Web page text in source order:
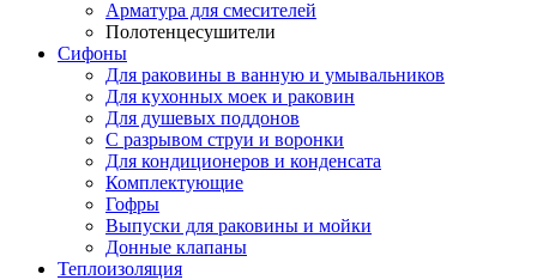
Арматура для смесителей
Полотенцесушители
Сифоны
Для раковины в ванную и умывальников
Для кухонных моек и раковин
Для душевых поддонов
С разрывом струи и воронки
Для кондиционеров и конденсата
Комплектующие
Гофры
Выпуски для раковины и мойки
Донные клапаны
Теплоизоляция